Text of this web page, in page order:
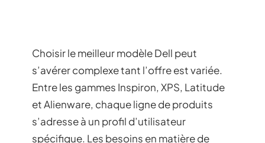
Choisir le meilleur modèle Dell peut
s’avérer complexe tant l’offre est variée.
Entre les gammes Inspiron, XPS, Latitude
et Alienware, chaque ligne de produits
s’adresse à un profil d’utilisateur
spécifique. Les besoins en matière de